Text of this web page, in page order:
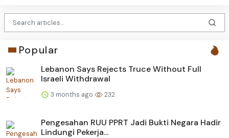
Popular
Lebanon Says Rejects Truce Without Full
Israeli Withdrawal
3 months ago 232
Pengesahan RUU PPRT Jadi Bukti Negara Hadir
Lindungi Pekerja...